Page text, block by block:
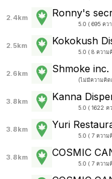
2.4km Ronny's
5.0 ( 695 คว
2.5km Kokokush
5.0 ( 8 ความ
2.6km Shmoke inc.
(ไม่มีความคิด
3.8km Kanna
5.0 ( 1622 ค
3.8km Yuri
5.0 ( 7 ความ
3.8km COSMIC
5.0 ( 7 ความ